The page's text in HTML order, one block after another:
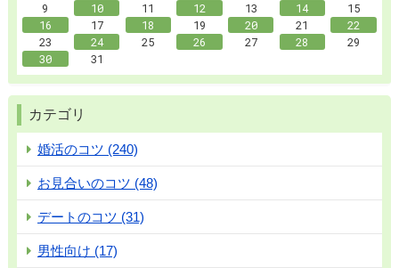
9
10 11 12 13 14
15
16
17 18 19 20 21
22
23
24 25 26 27 28
29
30
31
カテゴリ
婚活のコツ (240)
お見合いのコツ (48)
デートのコツ (31)
男性向け (17)